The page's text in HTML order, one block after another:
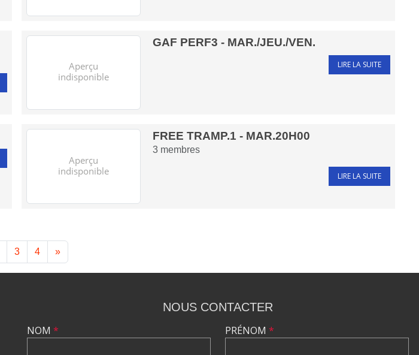
GAF PERF3 - MAR./JEU./VEN.
LIRE LA SUITE
FREE TRAMP.1 - MAR.20H00
3membres
LIRE LA SUITE
3 4 »
NOUS CONTACTER
NOM * PRÉNOM *